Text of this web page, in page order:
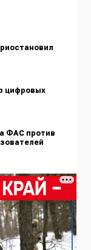
цифровых
ФАС против